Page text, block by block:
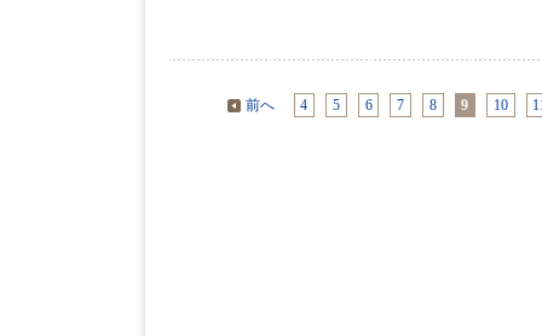
前へ 4 5 6 7 8 9 10